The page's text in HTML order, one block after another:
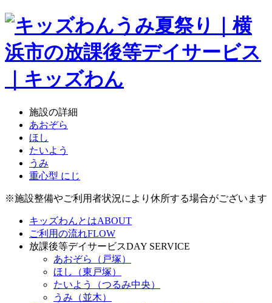
施設の詳細
あおぞら
ほし
たいよう
うみ
重心型 にじ
※施設整備やご利用者状況により休所する場合がございます
キッズわんとはABOUT
ご利用の流れFLOW
放課後等デイサービスDAY SERVICE
あおぞら（戸塚）
ほし（東戸塚）
たいよう（つるみ中央）
うみ（並木）